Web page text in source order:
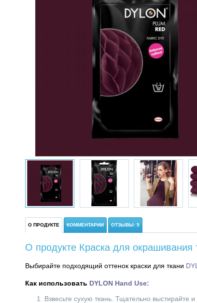
О ПРОДУКТЕ КОММЕНТАРИИ ОТЗЫВЫ: 5
О продукте Краска для окрашивания
Выбирайте подходящий оттенок краски для ткани
Как использовать DYLON Hand Use:
Взвесьте сухую ткань. Тщательно выстирайте и